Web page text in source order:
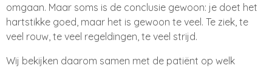
omgaan. Maar soms is de conclusie gewoon: je doet het
hartstikke goed, maar het is gewoon te veel. Te ziek, te
veel rouw, te veel regeldingen, te veel strijd.
Wij bekijken daarom samen met de patiënt op welk